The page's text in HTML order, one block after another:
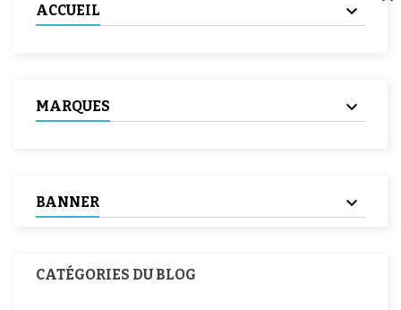
ACCUEIL
MARQUES
BANNER
CATÉGORIES DU BLOG